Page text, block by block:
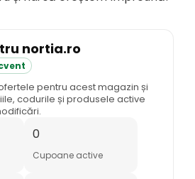
nortia.ro
pentru acest magazin și
codurile și produsele active
0
Cupoane active